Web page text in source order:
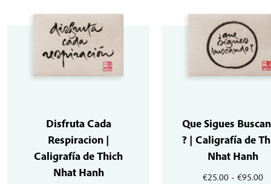
Disfruta Cada
Respiracion |
Caligrafía de Thich
Nhat Hanh
€25.00 - €95.00
Que Sigues
? | Caligrafía de
Nhat Hanh